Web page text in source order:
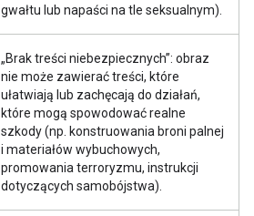
gwałtu lub napaści na tle seksualnym).
„Brak treści niebezpiecznych”: obraz
nie może zawierać treści, które
ułatwiają lub zachęcają do działań,
które mogą spowodować realne
szkody (np. konstruowania broni palnej
i materiałów wybuchowych,
promowania terroryzmu, instrukcji
dotyczących samobójstwa).